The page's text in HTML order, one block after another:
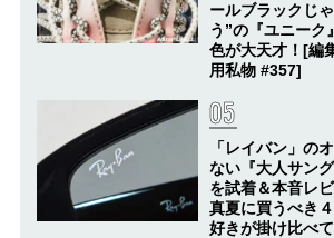
ールブラックじ
う”の『ユニーク
色が大天才！[編
用私物 #357]
「レイバン」の
ない『大人サング
を試着＆本音レビ
真夏に買うべき
好きが掛け比べて